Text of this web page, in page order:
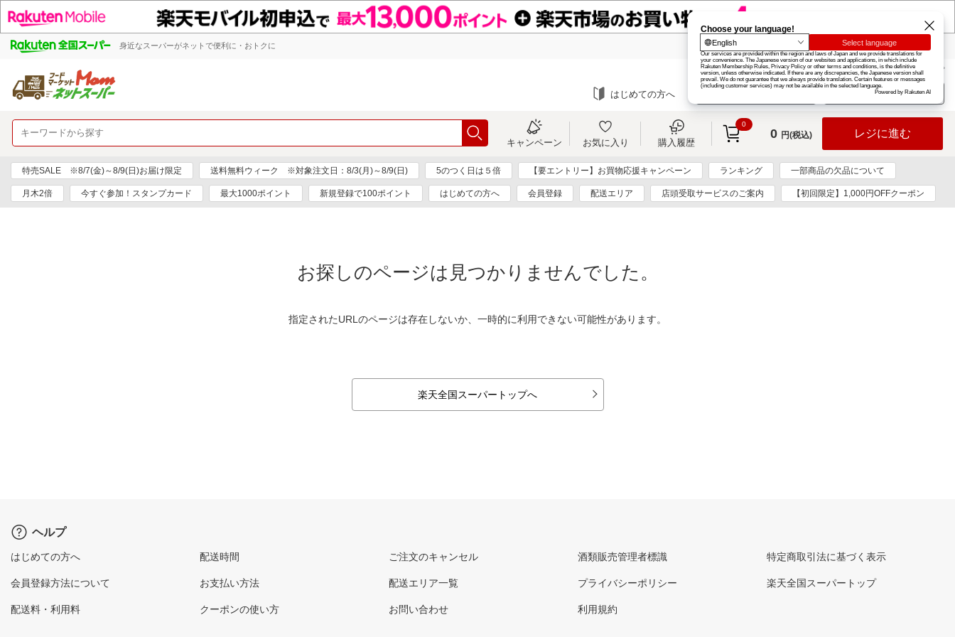
身近なスーパーがネットで便利に・おトクに 楽天グループ カード
お知らせ ヘルプ
はじめての方へ ログイン
キャンペーン お気に入り 購入履歴
0
0 円(税込) レジに進む
特売SALE ※8/7(金)～8/9(日)お届け限定 送料無料ウィーク ※対象注文日：8/3(月)～8/9(日) 5のつく日は５倍 【要エントリー】お買物応援キャンペーン ランキング 一部商品の欠品について
月木2倍 今すぐ参加！スタンプカード 最大1000ポイント 新規登録で100ポイント はじめての方へ 会員登録 配送エリア 店頭受取サービスのご案内 【初回限定】1,000円OFFクーポン
お探しのページは見つかりませんでした。
指定されたURLのページは存在しないか、一時的に利用できない可能性があります。
楽天全国スーパートップへ
ヘルプ
はじめての方へ
会員登録方法について
配送料・利用料
配送時間
お支払い方法
クーポンの使い方
ご注文のキャンセル
配送エリア一覧
お問い合わせ
酒類販売管理者標識
プライバシーポリシー
利用規約
特定商取引法に基づく表示
楽天全国スーパートップ